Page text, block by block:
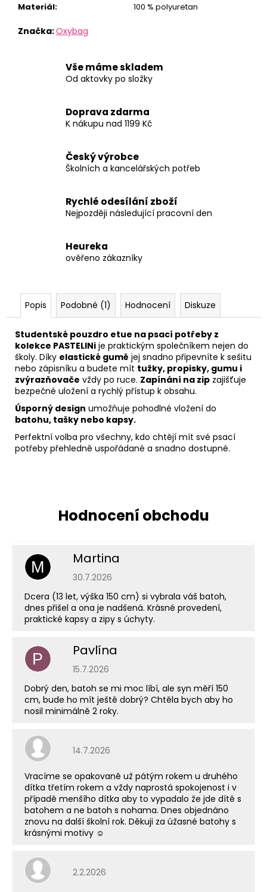
Materiál: 100 % polyuretan
Značka:Oxybag
Vše máme skladem
Od aktovky po složky
Doprava zdarma
K nákupu nad 1199 Kč
Český výrobce
Školních a kancelářských potřeb
Rychlé odesílání zboží
Nejpozději následující pracovní den
Heureka
ověřeno zákazníky
Popis Podobné (1) Hodnocení Diskuze
Studentské pouzdro etue na psací potřeby z
kolekce PASTELINi je praktickým společníkem nejen do
školy. Díky elastické gumě jej snadno připevníte k sešitu
nebo zápisníku a budete mít tužky, propisky, gumu i
zvýrazňovače vždy po ruce. Zapínání na zip zajišťuje
bezpečné uložení a rychlý přístup k obsahu.
Úsporný design umožňuje pohodlné vložení do
batohu, tašky nebo kapsy.
Perfektní volba pro všechny, kdo chtějí mít své psací
potřeby přehledně uspořádané a snadno dostupné.
M Martina
Hodnocení obchodu je 5 z 5 hvězdiček.
30.7.2026
Dcera (13 let, výška 150 cm) si vybrala váš batoh,
dnes přišel a ona je nadšená. Krásné provedení,
praktické kapsy a zipy s úchyty.
P Pavlína
Hodnocení obchodu je 5 z 5 hvězdiček.
15.7.2026
Dobrý den, batoh se mi moc líbí, ale syn měří 150
cm, bude ho mít ještě dobrý? Chtěla bych aby ho
nosil minimálně 2 roky.
Hodnocení obchodu je 5 z 5 hvězdiček.
14.7.2026
Vracíme se opakovaně už pátým rokem u druhého
dítka třetím rokem a vždy naprostá spokojenost i v
případě menšího dítka aby to vypadalo že jde dítě s
batohem a ne batoh s nohama. Dnes objednáno
znovu na další školní rok. Děkuji za úžasné batohy s
krásnými motivy ☺️
Hodnocení obchodu je 5 z 5 hvězdiček.
2.2.2026